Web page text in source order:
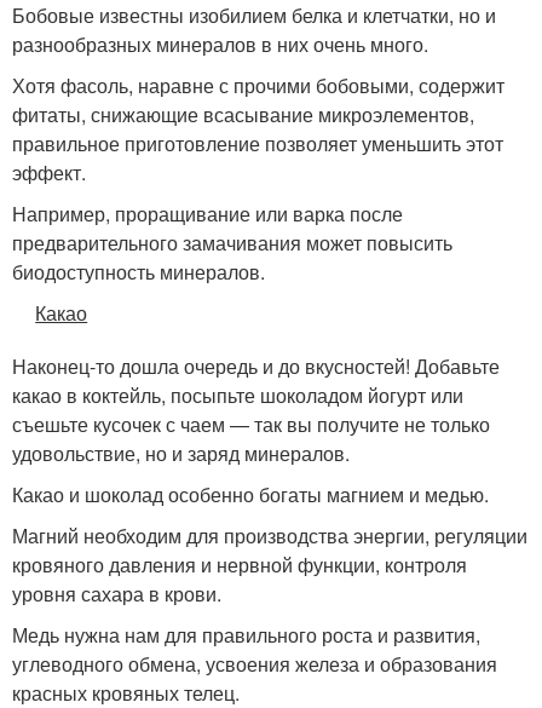
Бобовые известны изобилием белка и клетчатки, но и
разнообразных минералов в них очень много.
Хотя фасоль, наравне с прочими бобовыми, содержит
фитаты, снижающие всасывание микроэлементов,
правильное приготовление позволяет уменьшить этот
эффект.
Например, проращивание или варка после
предварительного замачивания может повысить
биодоступность минералов.
Какао
Наконец-то дошла очередь и до вкусностей! Добавьте
какао в коктейль, посыпьте шоколадом йогурт или
съешьте кусочек с чаем — так вы получите не только
удовольствие, но и заряд минералов.
Какао и шоколад особенно богаты магнием и медью.
Магний необходим для производства энергии, регуляции
кровяного давления и нервной функции, контроля
уровня сахара в крови.
Медь нужна нам для правильного роста и развития,
углеводного обмена, усвоения железа и образования
красных кровяных телец.